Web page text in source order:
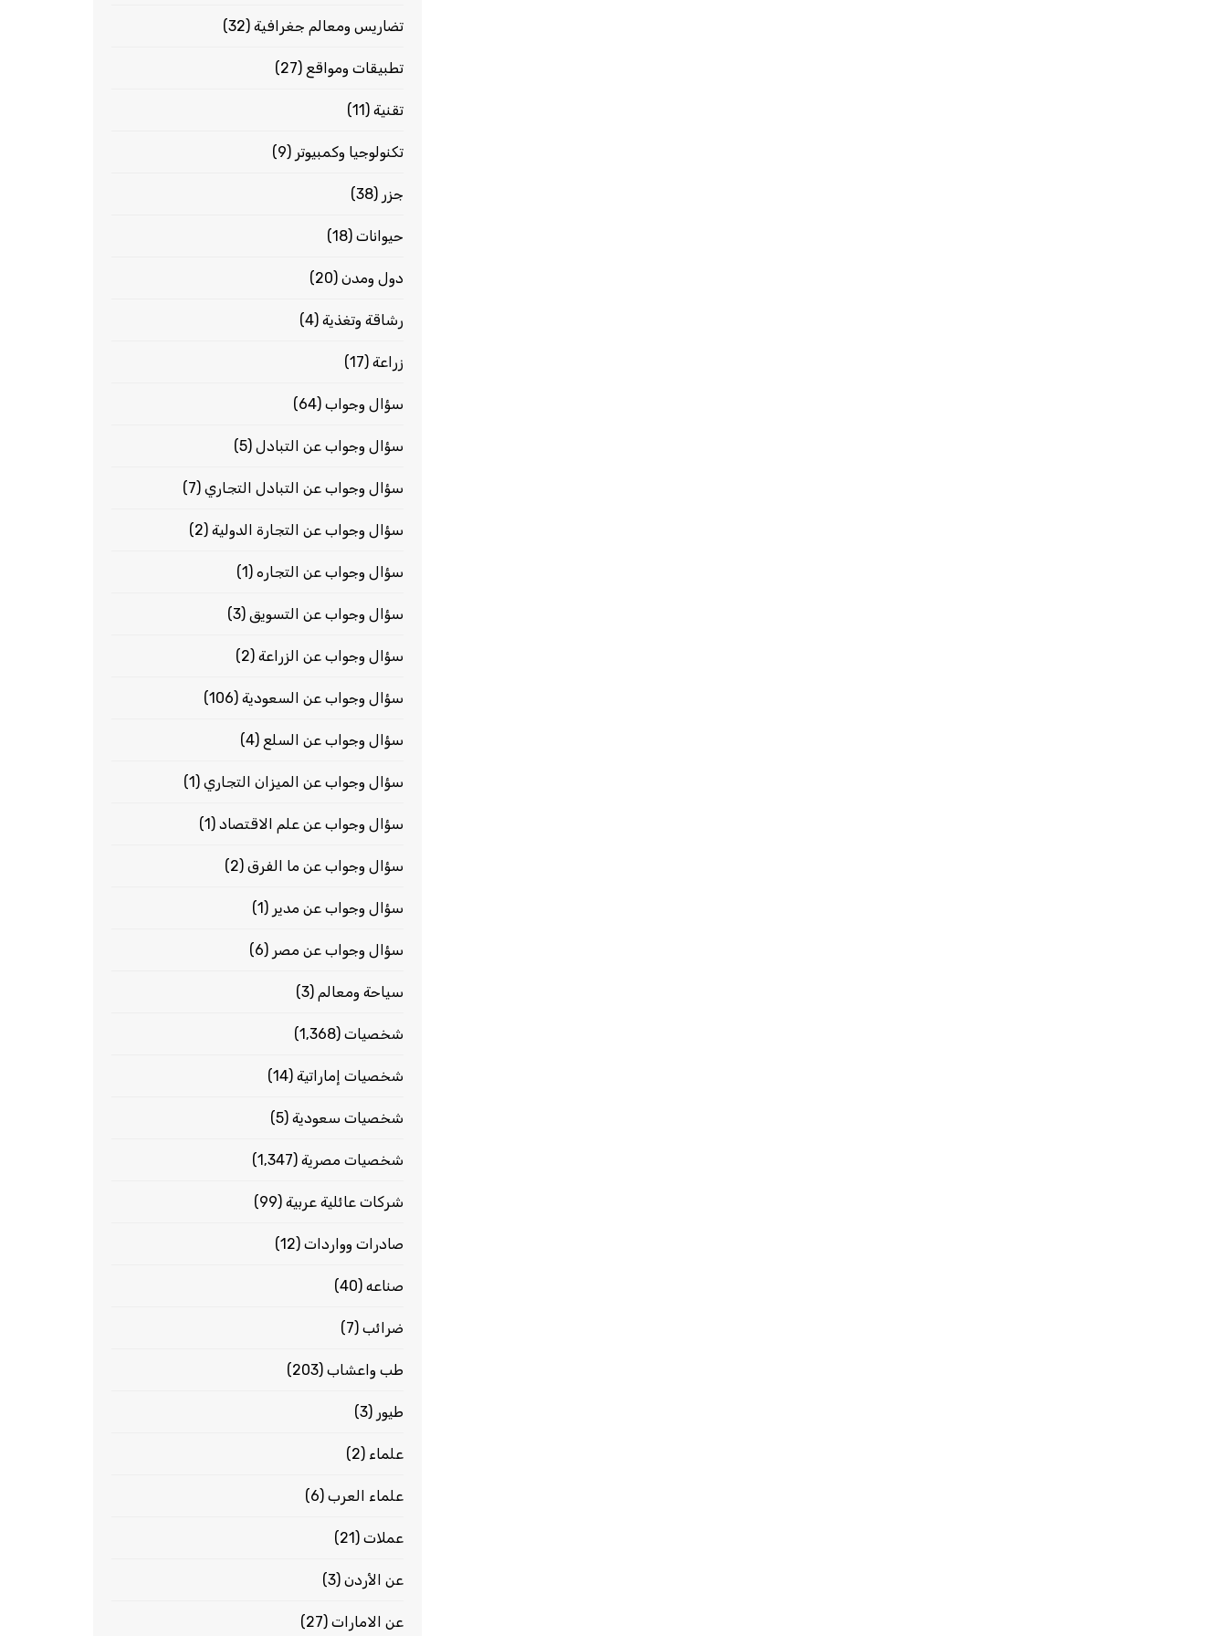
تضاريس ومعالم جغرافية (32)
تطبيقات ومواقع (27)
تقنية (11)
تكنولوجيا وكمبيوتر (9)
جزر (38)
حيوانات (18)
دول ومدن (20)
رشاقة وتغذية (4)
زراعة (17)
سؤال وجواب (64)
سؤال وجواب عن التبادل (5)
سؤال وجواب عن التبادل التجاري (7)
سؤال وجواب عن التجارة الدولية (2)
سؤال وجواب عن التجاره (1)
سؤال وجواب عن التسويق (3)
سؤال وجواب عن الزراعة (2)
سؤال وجواب عن السعودية (106)
سؤال وجواب عن السلع (4)
سؤال وجواب عن الميزان التجاري (1)
سؤال وجواب عن علم الاقتصاد (1)
سؤال وجواب عن ما الفرق (2)
سؤال وجواب عن مدير (1)
سؤال وجواب عن مصر (6)
سياحة ومعالم (3)
شخصيات (1٬368)
شخصيات إماراتية (14)
شخصيات سعودية (5)
شخصيات مصرية (1٬347)
شركات عائلية عربية (99)
صادرات وواردات (12)
صناعه (40)
ضرائب (7)
طب واعشاب (203)
طيور (3)
علماء (2)
علماء العرب (6)
عملات (21)
عن الأردن (3)
عن الامارات (27)